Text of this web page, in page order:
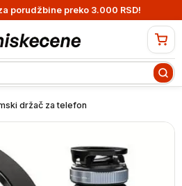
porudžbine preko 3.000 RSD!
držač za telefon